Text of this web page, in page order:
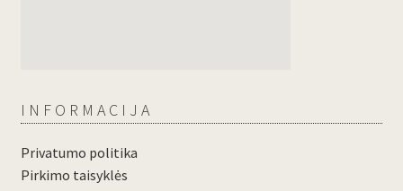
INFORMACIJA
Privatumo politika
Pirkimo taisyklės